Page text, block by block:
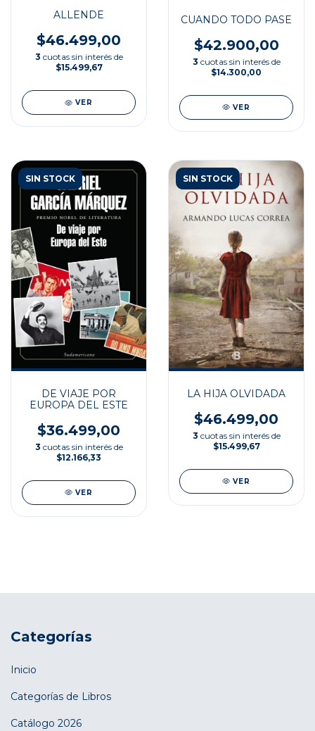
ALLENDE
$46.499,00
3 cuotas sin interés de
$15.499,67
VER
CUANDO TODO PASE
$42.900,00
3 cuotas sin interés de
$14.300,00
VER
SIN STOCK
DE VIAJE POR
EUROPA DEL ESTE
$36.499,00
3 cuotas sin interés de
$12.166,33
VER
SIN STOCK
LA HIJA OLVIDADA
$46.499,00
3 cuotas sin interés de
$15.499,67
VER
Categorías
Inicio
Categorías de Libros
Catálogo 2026